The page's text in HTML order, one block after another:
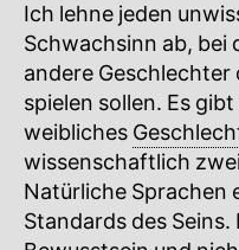
Ich lehne jeden
Schwachsinn ab, bei
andere Geschlechter
spielen sollen. Es
weibliches
wissenschaftlich
Natürliche Sprachen
Standards des